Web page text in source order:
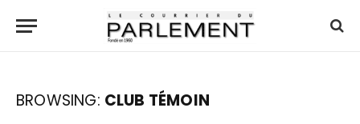
BROWSING: CLUB TÉMOIN